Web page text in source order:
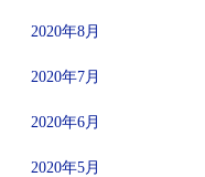
2020年8月
2020年7月
2020年6月
2020年5月